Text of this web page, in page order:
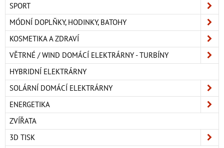
SPORT
MÓDNÍ DOPLŇKY, HODINKY, BATOHY
KOSMETIKA A ZDRAVÍ
VĚTRNÉ / WIND DOMÁCÍ ELEKTRÁRNY - TURBÍNY
HYBRIDNÍ ELEKTRÁRNY
SOLÁRNÍ DOMÁCÍ ELEKTRÁRNY
ENERGETIKA
ZVÍŘATA
3D TISK